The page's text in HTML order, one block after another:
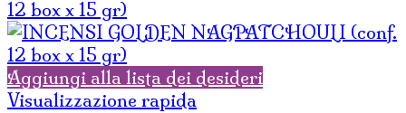
Aggiungi alla lista dei desideri
Visualizzazione rapida